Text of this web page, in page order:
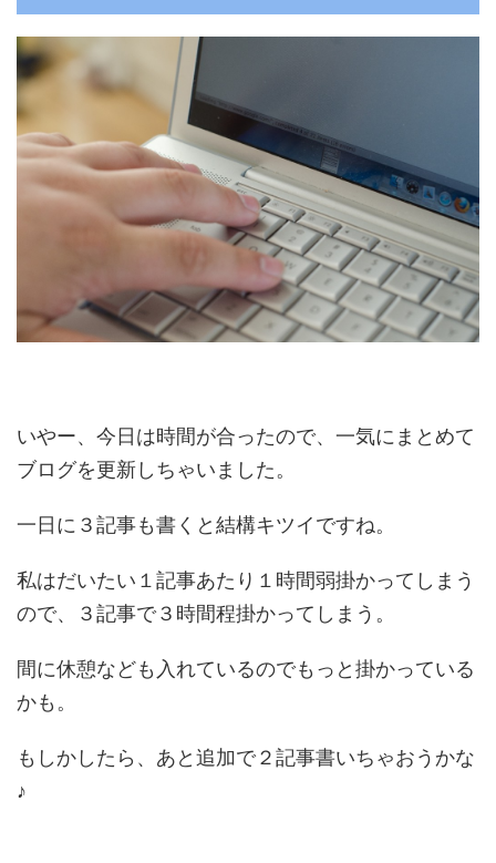
いやー、今日は時間が合ったので、一気にまとめて
ブログを更新しちゃいました。
一日に３記事も書くと結構キツイですね。
私はだいたい１記事あたり１時間弱掛かってしまう
ので、３記事で３時間程掛かってしまう。
間に休憩なども入れているのでもっと掛かっている
かも。
もしかしたら、あと追加で２記事書いちゃおうかな
♪